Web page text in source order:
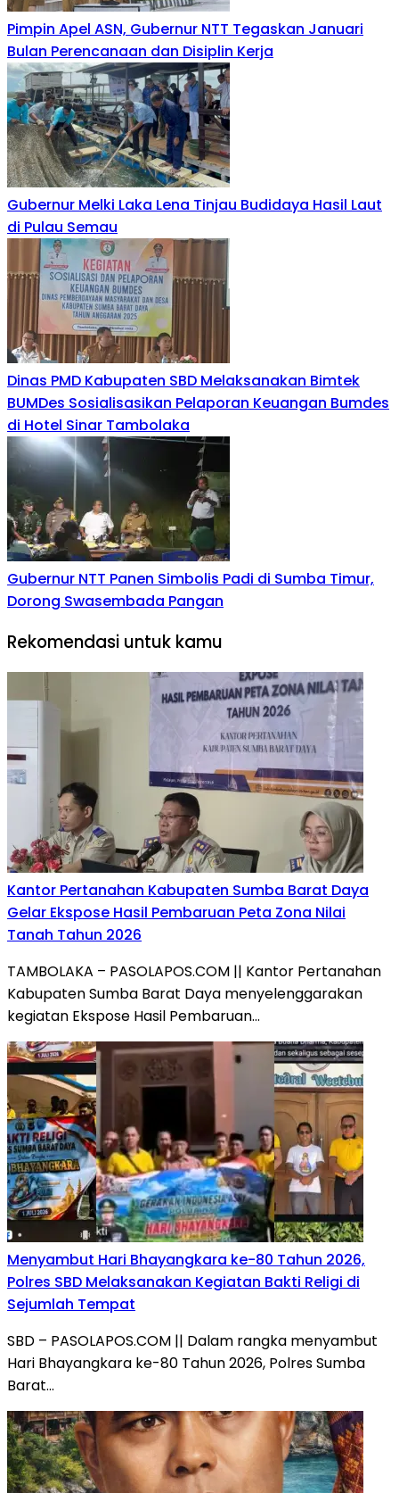
Pimpin Apel ASN, Gubernur NTT Tegaskan Januari
Bulan Perencanaan dan Disiplin Kerja
Gubernur Melki Laka Lena Tinjau Budidaya Hasil Laut
di Pulau Semau
Dinas PMD Kabupaten SBD Melaksanakan Bimtek
BUMDes Sosialisasikan Pelaporan Keuangan Bumdes
di Hotel Sinar Tambolaka
Gubernur NTT Panen Simbolis Padi di Sumba Timur,
Dorong Swasembada Pangan
Rekomendasi untuk kamu
Kantor Pertanahan Kabupaten Sumba Barat Daya
Gelar Ekspose Hasil Pembaruan Peta Zona Nilai
Tanah Tahun 2026
TAMBOLAKA – PASOLAPOS.COM || Kantor Pertanahan
Kabupaten Sumba Barat Daya menyelenggarakan
kegiatan Ekspose Hasil Pembaruan…
Menyambut Hari Bhayangkara ke-80 Tahun 2026,
Polres SBD Melaksanakan Kegiatan Bakti Religi di
Sejumlah Tempat
SBD – PASOLAPOS.COM || Dalam rangka menyambut
Hari Bhayangkara ke-80 Tahun 2026, Polres Sumba
Barat…